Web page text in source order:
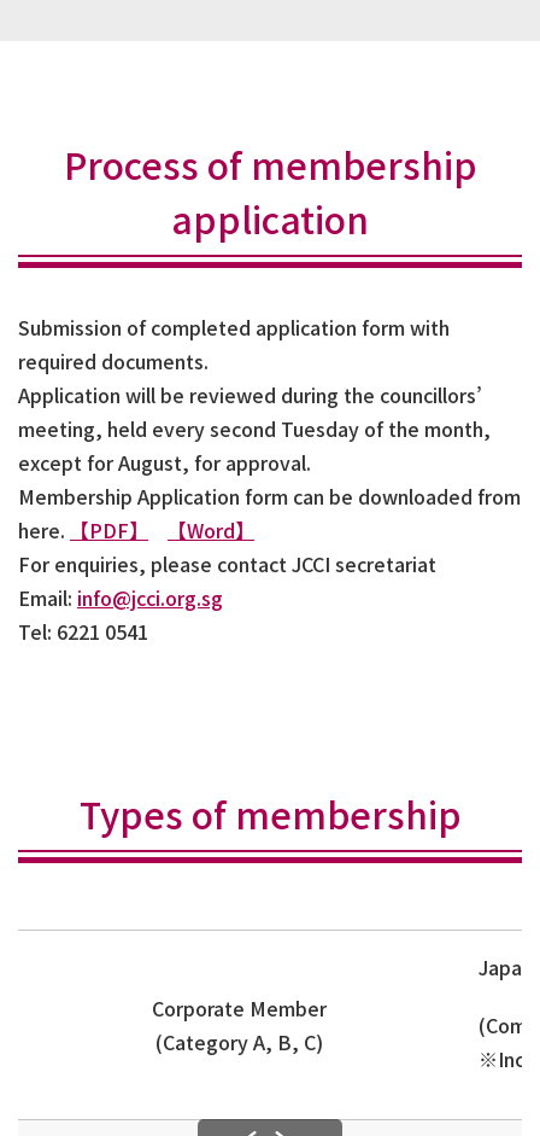
Process of membership
application
Submission of completed application form with
required documents.
Application will be reviewed during the councillors’
meeting, held every second Tuesday of the month,
except for August, for approval.
Membership Application form can be downloaded from
here.
【PDF】
【Word】
For enquiries, please contact JCCI secretariat
Email: info@jcci.org.sg
Tel: 6221 0541
Types of membership
Corporate Member
(Category A, B, C)